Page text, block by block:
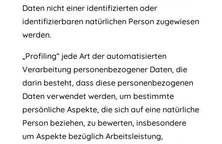
Daten nicht einer identifizierten oder
identifizierbaren natürlichen Person zugewiesen
werden.
„Profiling“ jede Art der automatisierten
Verarbeitung personenbezogener Daten, die
darin besteht, dass diese personenbezogenen
Daten verwendet werden, um bestimmte
persönliche Aspekte, die sich auf eine natürliche
Person beziehen, zu bewerten, insbesondere
um Aspekte bezüglich Arbeitsleistung,